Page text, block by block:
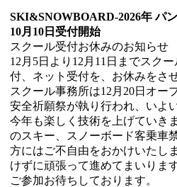
SKI&SNOWBOARD-2026年 パ
10月10日受付開始
スクール受付お休みのお知らせ
12月5日より12月11日までスク
付、ネット受付を、お休みをさ
スクール事務所は12月20日オー
安全祈願祭が執り行われ、いよ
今年も楽しく技術を上げていき
のスキー、スノーボード客乗車
方にはご不自由をおかけいたし
けずに頑張って進めてまいりま
ご参加お待ちしております。